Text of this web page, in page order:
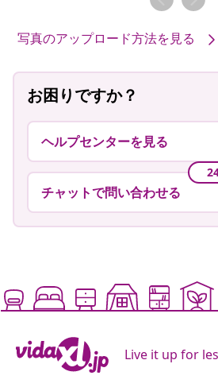
写真のアップロード方法を見る
お困りですか？
ヘルプセンターを見る
チャットで問い合わせる
Live it up for